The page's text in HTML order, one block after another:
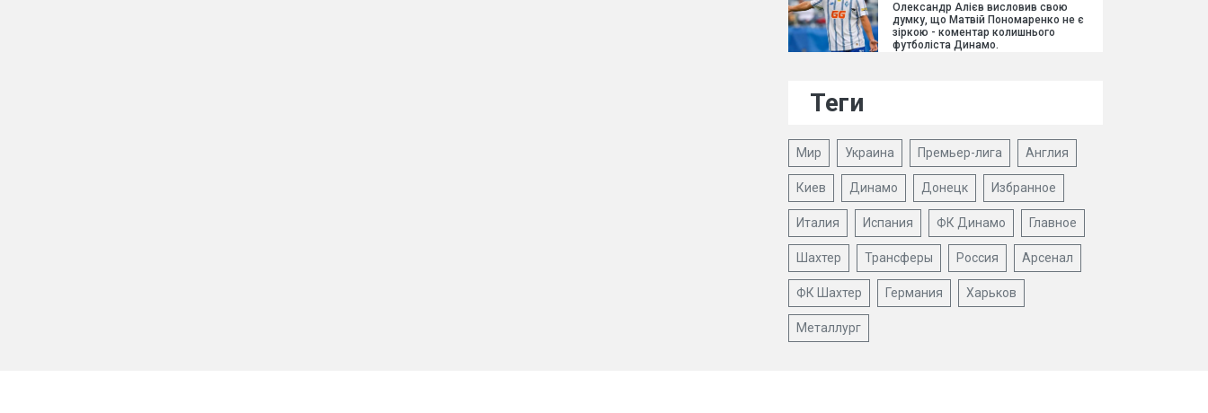
Олександр Алієв висловив свою
думку, що Матвій Пономаренко не є
зіркою - коментар колишнього
футболіста Динамо.
Теги
Мир Украина Премьер-лига Англия
Киев Динамо Донецк Избранное
Италия Испания ФК Динамо Главное
Шахтер Трансферы Россия Арсенал
ФК Шахтер Германия Харьков
Металлург